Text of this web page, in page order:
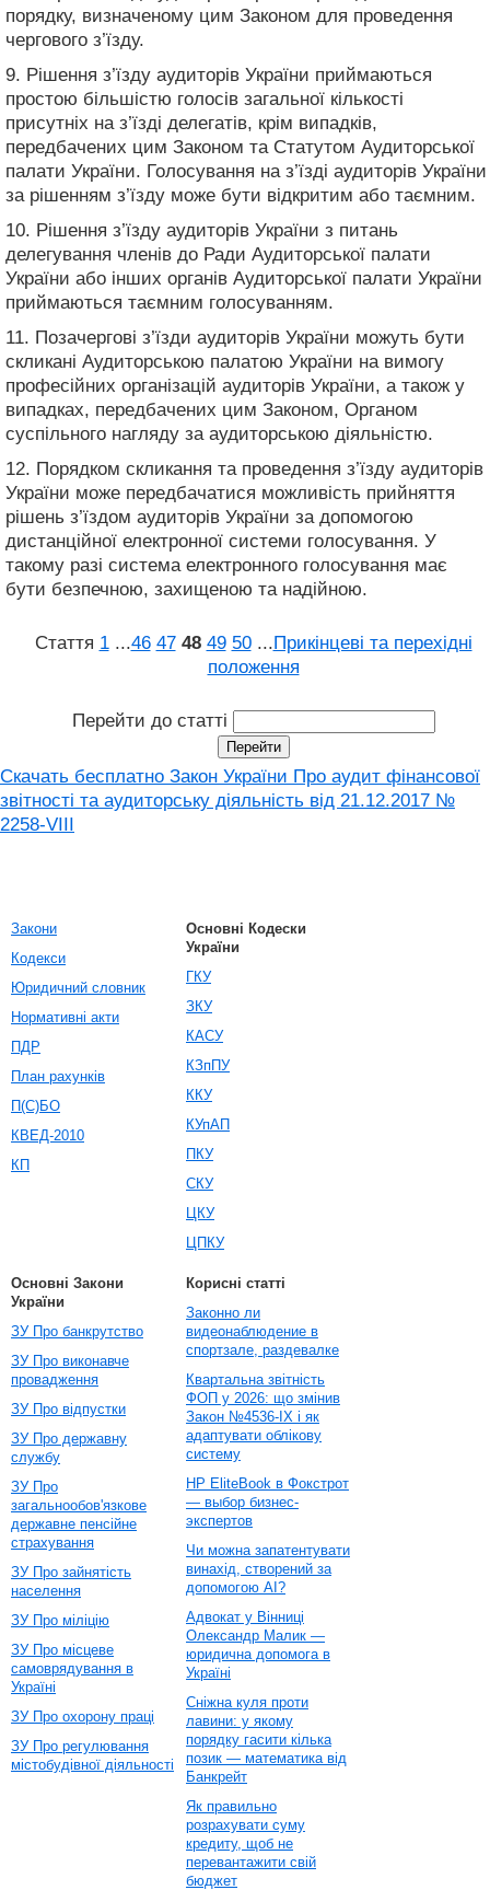
порядку, визначеному цим Законом для проведення
чергового з’їзду.
9. Рішення з’їзду аудиторів України приймаються
простою більшістю голосів загальної кількості
присутніх на з’їзді делегатів, крім випадків,
передбачених цим Законом та Статутом Аудиторської
палати України. Голосування на з’їзді аудиторів України
за рішенням з’їзду може бути відкритим або таємним.
10. Рішення з’їзду аудиторів України з питань
делегування членів до Ради Аудиторської палати
України або інших органів Аудиторської палати України
приймаються таємним голосуванням.
11. Позачергові з’їзди аудиторів України можуть бути
скликані Аудиторською палатою України на вимогу
професійних організацій аудиторів України, а також у
випадках, передбачених цим Законом, Органом
суспільного нагляду за аудиторською діяльністю.
12. Порядком скликання та проведення з’їзду аудиторів
України може передбачатися можливість прийняття
рішень з’їздом аудиторів України за допомогою
дистанційної електронної системи голосування. У
такому разі система електронного голосування має
бути безпечною, захищеною та надійною.
Стаття 1 ...46 47 48 49 50 ...Прикінцеві та перехідні
положення
Перейти до статті
Скачать бесплатно Закон України Про аудит фінансової
звітності та аудиторську діяльність від 21.12.2017 №
2258-VIII
Закони
Кодекси
Юридичний словник
Нормативні акти
ПДР
План рахунків
П(С)БО
КВЕД-2010
КП
Основні Кодески
України
ГКУ
ЗКУ
КАСУ
КЗпПУ
ККУ
КУпАП
ПКУ
СКУ
ЦКУ
ЦПКУ
Основні Закони
України
ЗУ Про банкрутство
ЗУ Про виконавче
провадження
ЗУ Про відпустки
ЗУ Про державну
службу
ЗУ Про
загальнообов'язкове
державне пенсійне
страхування
ЗУ Про зайнятість
населення
ЗУ Про міліцію
ЗУ Про місцеве
самоврядування в
Україні
ЗУ Про охорону праці
ЗУ Про регулювання
містобудівної діяльності
Корисні статті
Законно ли
видеонаблюдение в
спортзале, раздевалке
Квартальна звітність
ФОП у 2026: що змінив
Закон №4536-IX і як
адаптувати облікову
систему
HP EliteBook в Фокстрот
— выбор бизнес-
экспертов
Чи можна запатентувати
винахід, створений за
допомогою AI?
Адвокат у Вінниці
Олександр Малик —
юридична допомога в
Україні
Сніжна куля проти
лавини: у якому
порядку гасити кілька
позик — математика від
Банкрейт
Як правильно
розрахувати суму
кредиту, щоб не
перевантажити свій
бюджет